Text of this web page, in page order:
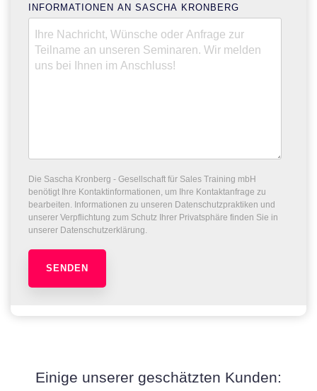
INFORMATIONEN AN SASCHA KRONBERG
Die Sascha Kronberg - Gesellschaft für Sales Training mbH
benötigt Ihre Kontaktinformationen, um Ihre Kontaktanfrage zu
bearbeiten. Informationen zu unseren Datenschutzpraktiken und
unserer Verpflichtung zum Schutz Ihrer Privatsphäre finden Sie in
unserer Datenschutzerklärung.
Einige unserer geschätzten Kunden: